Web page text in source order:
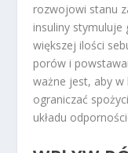
rozwojowi stanu
insuliny stymuluje
większej ilości
porów i
ważne jest, aby
ograniczać
układu